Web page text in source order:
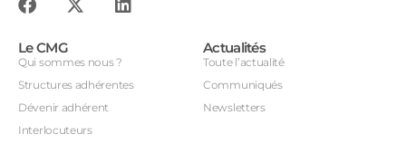
Le CMG
Qui sommes nous ?
Structures adhérentes
Dévenir adhérent
Interlocuteurs
Actualités
Toute l’actualité
Communiqués
Newsletters